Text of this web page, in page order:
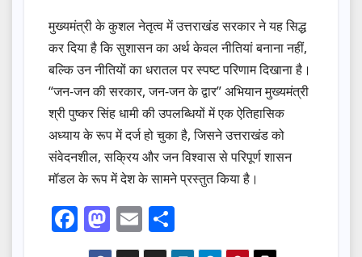
मुख्यमंत्री के कुशल नेतृत्व में उत्तराखंड सरकार ने यह सिद्ध
कर दिया है कि सुशासन का अर्थ केवल नीतियां बनाना नहीं,
बल्कि उन नीतियों का धरातल पर स्पष्ट परिणाम दिखाना है।
“जन-जन की सरकार, जन-जन के द्वार” अभियान मुख्यमंत्री
श्री पुष्कर सिंह धामी की उपलब्धियों में एक ऐतिहासिक
अध्याय के रूप में दर्ज हो चुका है, जिसने उत्तराखंड को
संवेदनशील, सक्रिय और जन विश्वास से परिपूर्ण शासन
मॉडल के रूप में देश के सामने प्रस्तुत किया है।
F
a
M
a
E
m h